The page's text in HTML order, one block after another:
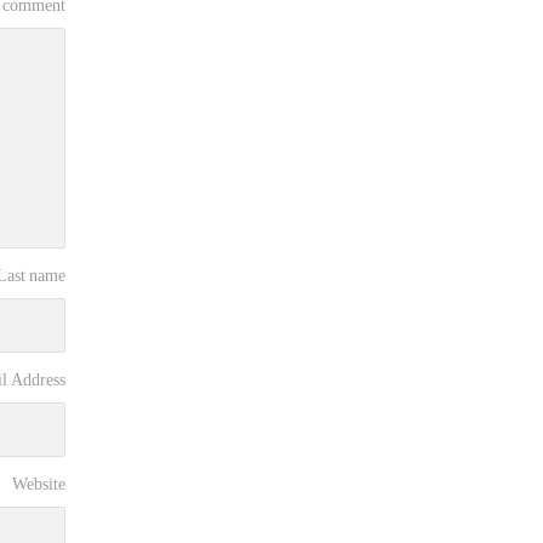
comment
name
Address
Website